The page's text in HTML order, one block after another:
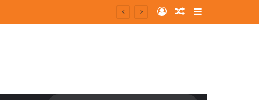
Log InRandom Article
Sidebar